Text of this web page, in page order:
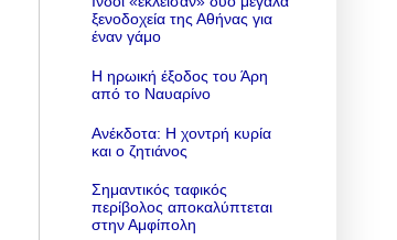
ξενοδοχεία της Αθήνας για
έναν γάμο
Η ηρωική έξοδος του Άρη
από το Ναυαρίνο
Ανέκδοτα: Η χοντρή κυρία
και ο ζητιάνος
Σημαντικός ταφικός
περίβολος αποκαλύπτεται
στην Αμφίπολη